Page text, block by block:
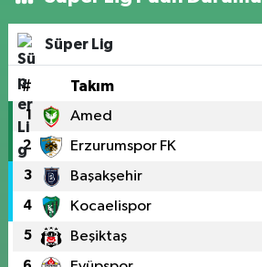
Süper Lig
# Takım
1 Amed
2 Erzurumspor FK
3 Başakşehir
4 Kocaelispor
5 Beşiktaş